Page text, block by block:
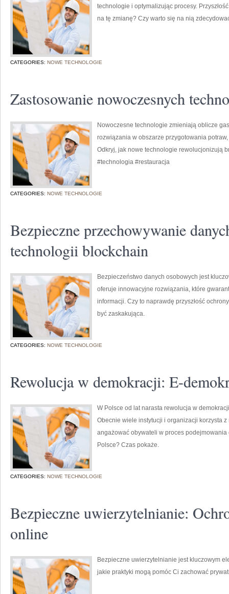
technologie i optymalizując procesy.
na tę zmianę? Czy warto się na nią
CATEGORIES: NOWE TECHNOLOGIE
Zastosowanie nowoczesnych
Nowoczesne technologie zmieniają oblicze
rozwiązania w obszarze przygotowania
Odkryj, jak nowe technologie rewolucjonizują
#technologia #restauracja
CATEGORIES: NOWE TECHNOLOGIE
Bezpieczne przechowywanie
technologii blockchain
Bezpieczeństwo danych osobowych jest
oferuje innowacyjne rozwiązania, które
informacji. Czy to naprawdę przyszłość
być zaskakująca.
CATEGORIES: NOWE TECHNOLOGIE
Rewolucja w demokracji: E-
W Polsce od lat narasta rewolucja w
Obecnie wiele instytucji i organizacji korzysta
angażować obywateli w proces
Polsce? Czas pokaże.
CATEGORIES: NOWE TECHNOLOGIE
Bezpieczne uwierzytelnianie:
online
Bezpieczne uwierzytelnianie jest kluczowym
jakie praktyki mogą pomóc Ci zachować